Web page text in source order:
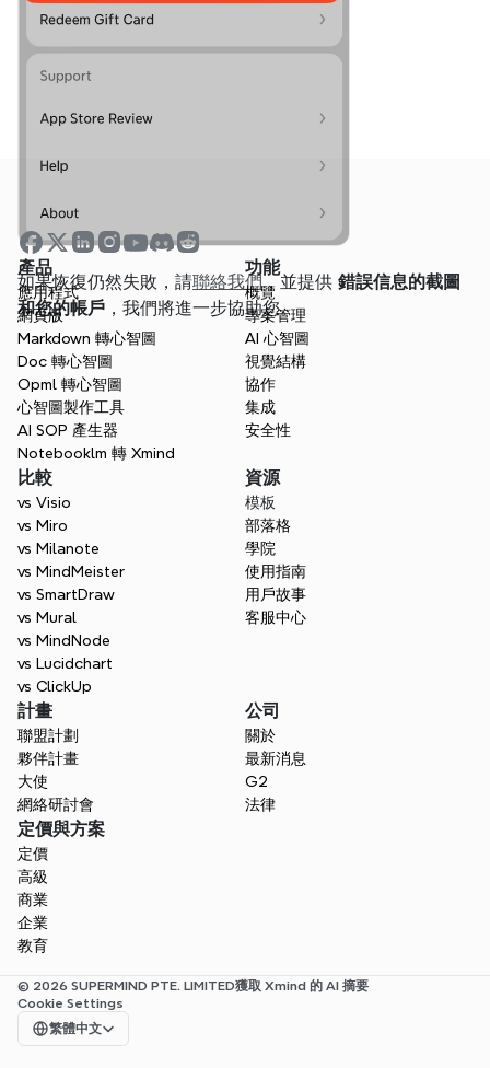
如果恢復仍然失敗，請聯絡我們，並提供 錯誤信息的截圖
和您的帳戶 ，我們將進一步協助您。
產品
應用程式
網頁版
Markdown 轉心智圖
Doc 轉心智圖
Opml 轉心智圖
心智圖製作工具
AI SOP 產生器
Notebooklm 轉 Xmind
功能
概覽
專案管理
AI 心智圖
視覺結構
協作
集成
安全性
比較
vs Visio
vs Miro
vs Milanote
vs MindMeister
vs SmartDraw
vs Mural
vs MindNode
vs Lucidchart
vs ClickUp
資源
模板
部落格
學院
使用指南
用戶故事
客服中心
計畫
聯盟計劃
夥伴計畫
大使
網絡研討會
公司
關於
最新消息
G2
法律
定價與方案
定價
高級
商業
企業
教育
© 2026 SUPERMIND PTE. LIMITED獲取 Xmind 的 AI 摘要
Cookie Settings
Select Language
繁體中文